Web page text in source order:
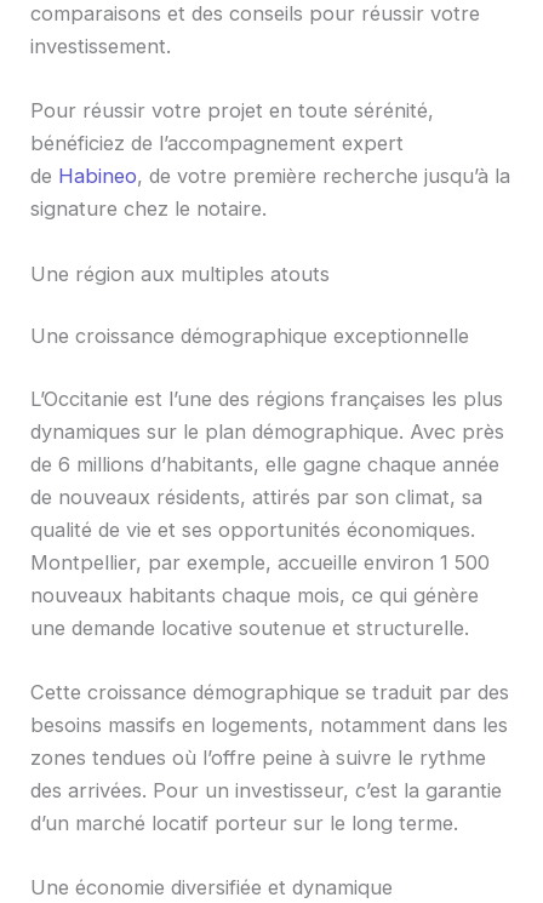
comparaisons et des conseils pour réussir votre
investissement.
Pour réussir votre projet en toute sérénité,
bénéficiez de l’accompagnement expert
de Habineo, de votre première recherche jusqu’à la
signature chez le notaire.
Une région aux multiples atouts
Une croissance démographique exceptionnelle
L’Occitanie est l’une des régions françaises les plus
dynamiques sur le plan démographique. Avec près
de 6 millions d’habitants, elle gagne chaque année
de nouveaux résidents, attirés par son climat, sa
qualité de vie et ses opportunités économiques.
Montpellier, par exemple, accueille environ 1 500
nouveaux habitants chaque mois, ce qui génère
une demande locative soutenue et structurelle.
Cette croissance démographique se traduit par des
besoins massifs en logements, notamment dans les
zones tendues où l’offre peine à suivre le rythme
des arrivées. Pour un investisseur, c’est la garantie
d’un marché locatif porteur sur le long terme.
Une économie diversifiée et dynamique